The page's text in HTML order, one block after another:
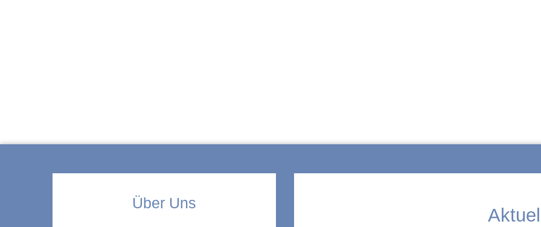
Über Uns